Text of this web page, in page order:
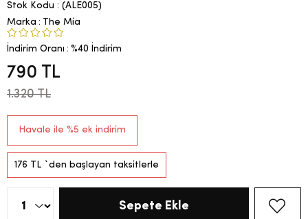
Stok Kodu
(ALE005)
Marka : The Mia
İndirim Oranı : %40 İndirim
1.320 TL
790 TL
Havale ile %5 ek indirim
176 TL `den başlayan taksitlerle